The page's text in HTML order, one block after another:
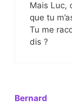
Mais Luc,
que tu
Tu me
dis ?
Bernard